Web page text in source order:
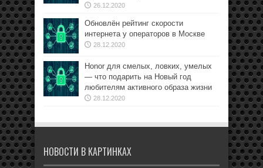
26.12.2020
Обновлён рейтинг скорости
интернета у операторов в Москве
28.12.2020
Honor для смелых, ловких, умелых
— что подарить на Новый год
любителям активного образа жизни
28.12.2020
НОВОСТИ В КАРТИНКАХ